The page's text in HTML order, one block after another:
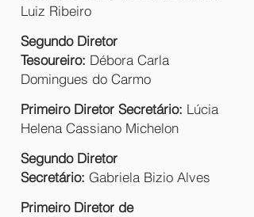
Luiz Ribeiro
Segundo Diretor
Tesoureiro: Débora Carla
Domingues do Carmo
Primeiro Diretor Secretário: Lúcia
Helena Cassiano Michelon
Segundo Diretor
Secretário: Gabriela Bizio Alves
Primeiro Diretor de